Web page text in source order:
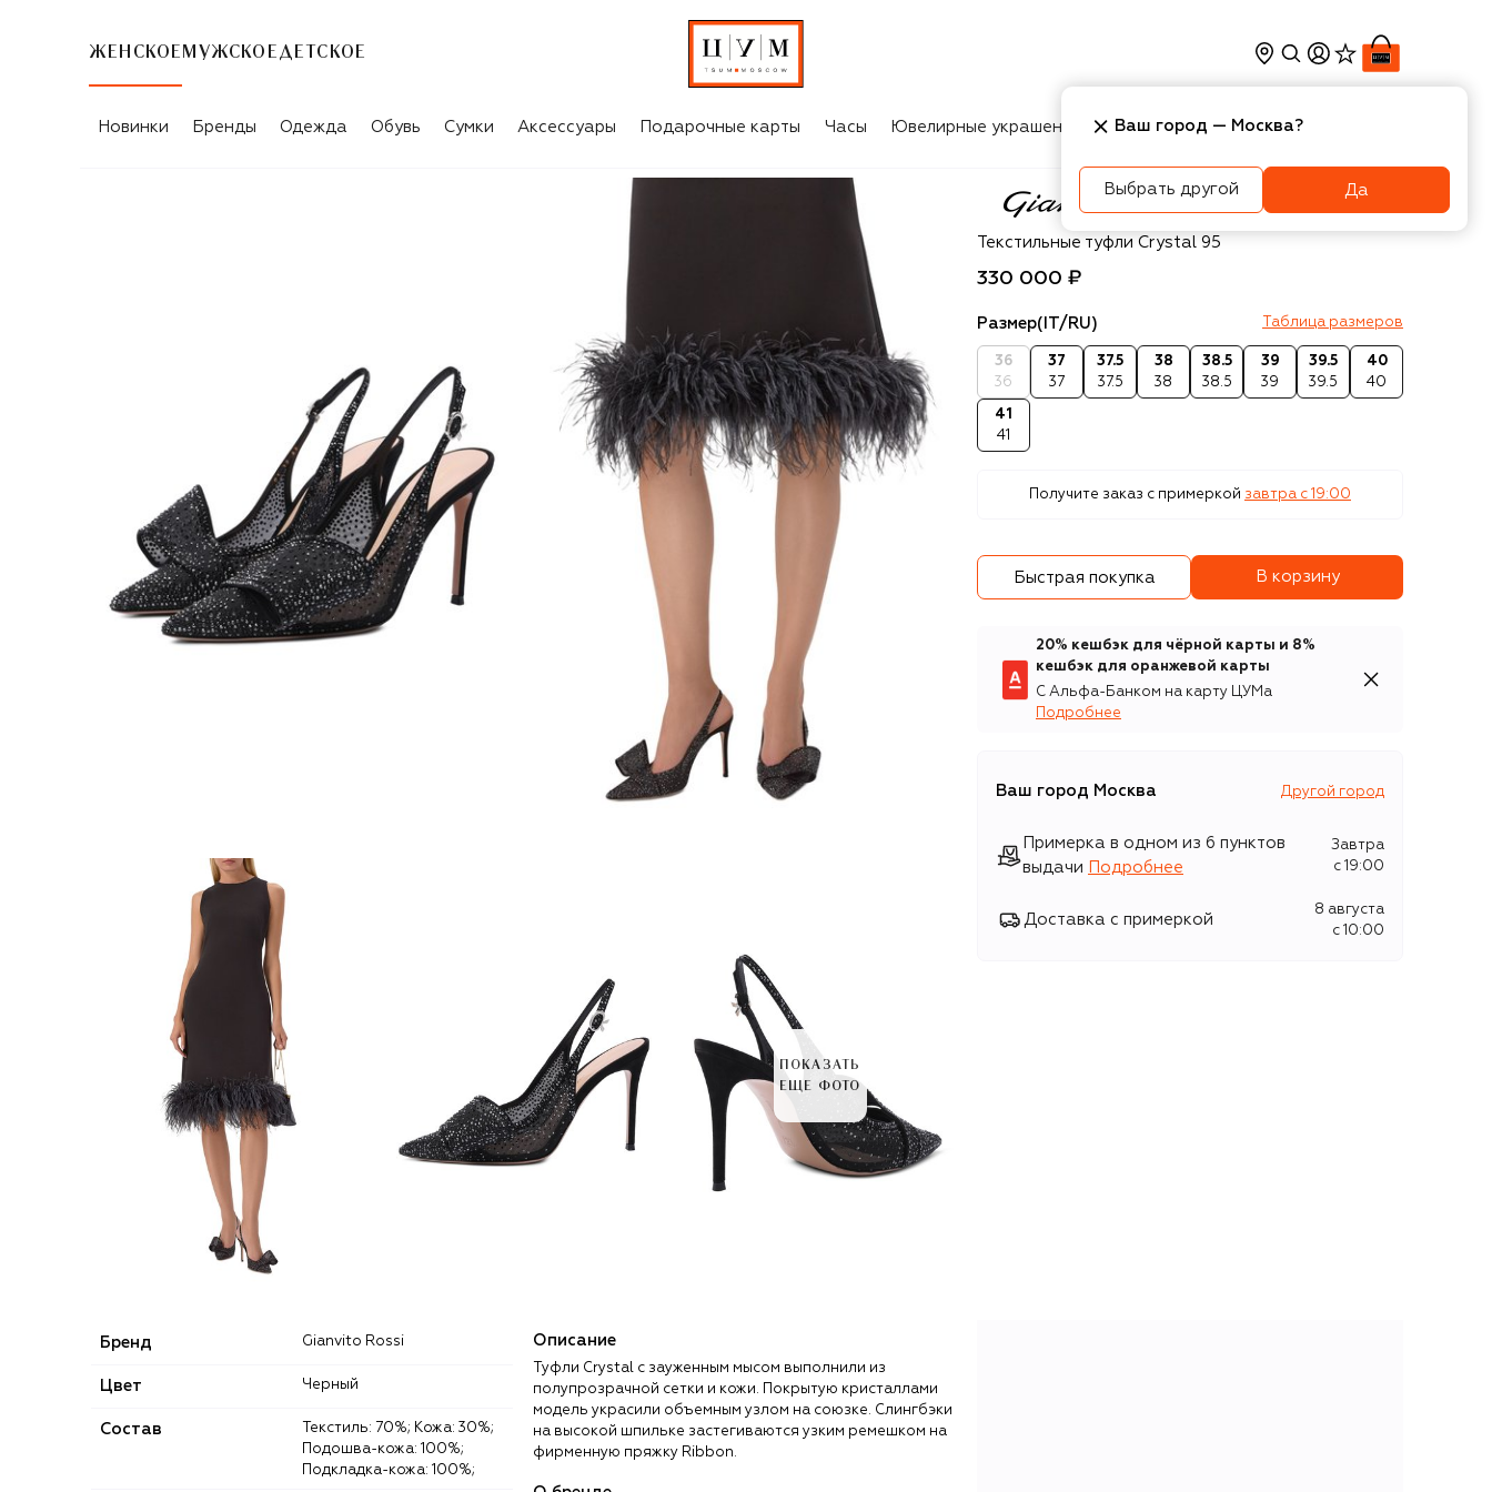
ЖЕНСКОЕ МУЖСКОЕ ДЕТСКОЕ
Новинки Бренды Одежда Обувь Сумки Аксессуары Подарочные карты Часы Ювелирные украшения Косметика Интерьер
ПОКАЗАТЬ
ЕЩЕ ФОТО
Gianvito Rossi
Текстильные туфли Crystal 95
330 000 ₽
Размер(IT/RU) Таблица размеров
36
36
37
37
37.5
37.5
38
38
38.5
38.5
39
39
39.5
39.5
40
40
41
41
Получите заказ с примеркой завтра c 19:00
Быстрая покупка В корзину
20% кешбэк для чёрной карты и 8%
кешбэк для оранжевой карты
С Альфа-Банком на карту ЦУМа
Подробнее
Ваш город Москва Другой город
Примерка в одном из 6 пунктов
выдачи
Подробнее
Завтра
c 19:00
Доставка с примеркой
8 августа
c 10:00
Бренд Gianvito Rossi
Цвет Черный
Состав
Подошва-кожа: 100%;
Подкладка-кожа: 100%;
Описание
Туфли Crystal с зауженным мысом выполнили из
полупрозрачной сетки и кожи. Покрытую кристаллами
модель украсили объемным узлом на союзке. Слингбэки
на высокой шпильке застегиваются узким ремешком на
фирменную пряжку Ribbon.
Ваш город — Москва?
Выбрать другой Да